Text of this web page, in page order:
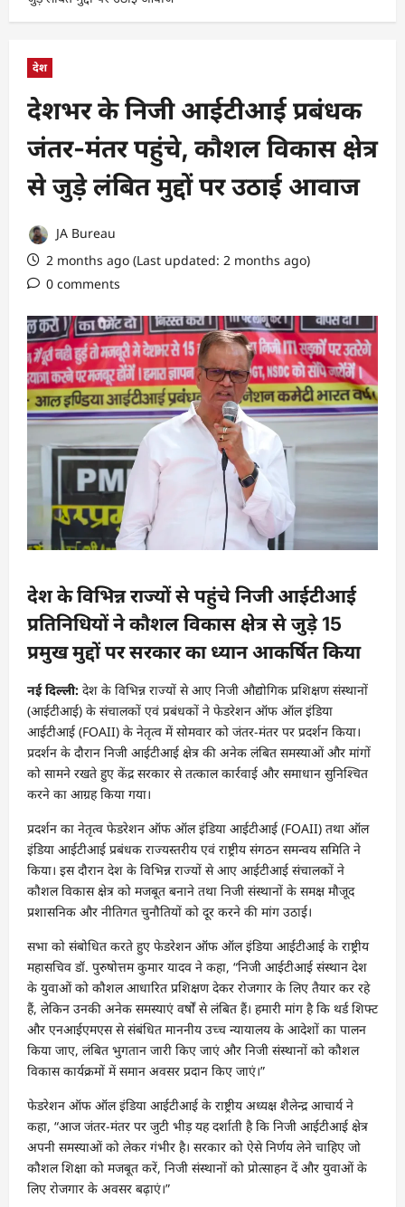
देश
देशभर के निजी आईटीआई प्रबंधक
जंतर-मंतर पहुंचे, कौशल विकास क्षेत्र
से जुड़े लंबित मुद्दों पर उठाई आवाज
JA Bureau
2 months ago (Last updated: 2 months ago)
0 comments
देश के विभिन्न राज्यों से पहुंचे निजी आईटीआई
प्रतिनिधियों ने कौशल विकास क्षेत्र से जुड़े 15
प्रमुख मुद्दों पर सरकार का ध्यान आकर्षित किया
नई दिल्ली: देश के विभिन्न राज्यों से आए निजी औद्योगिक प्रशिक्षण संस्थानों
(आईटीआई) के संचालकों एवं प्रबंधकों ने फेडरेशन ऑफ ऑल इंडिया
आईटीआई (FOAII) के नेतृत्व में सोमवार को जंतर-मंतर पर प्रदर्शन किया।
प्रदर्शन के दौरान निजी आईटीआई क्षेत्र की अनेक लंबित समस्याओं और मांगों
को सामने रखते हुए केंद्र सरकार से तत्काल कार्रवाई और समाधान सुनिश्चित
करने का आग्रह किया गया।
प्रदर्शन का नेतृत्व फेडरेशन ऑफ ऑल इंडिया आईटीआई (FOAII) तथा ऑल
इंडिया आईटीआई प्रबंधक राज्यस्तरीय एवं राष्ट्रीय संगठन समन्वय समिति ने
किया। इस दौरान देश के विभिन्न राज्यों से आए आईटीआई संचालकों ने
कौशल विकास क्षेत्र को मजबूत बनाने तथा निजी संस्थानों के समक्ष मौजूद
प्रशासनिक और नीतिगत चुनौतियों को दूर करने की मांग उठाई।
सभा को संबोधित करते हुए फेडरेशन ऑफ ऑल इंडिया आईटीआई के राष्ट्रीय
महासचिव डॉ. पुरुषोत्तम कुमार यादव ने कहा, “निजी आईटीआई संस्थान देश
के युवाओं को कौशल आधारित प्रशिक्षण देकर रोजगार के लिए तैयार कर रहे
हैं, लेकिन उनकी अनेक समस्याएं वर्षों से लंबित हैं। हमारी मांग है कि थर्ड शिफ्ट
और एनआईएमएस से संबंधित माननीय उच्च न्यायालय के आदेशों का पालन
किया जाए, लंबित भुगतान जारी किए जाएं और निजी संस्थानों को कौशल
विकास कार्यक्रमों में समान अवसर प्रदान किए जाएं।”
फेडरेशन ऑफ ऑल इंडिया आईटीआई के राष्ट्रीय अध्यक्ष शैलेन्द्र आचार्य ने
कहा, “आज जंतर-मंतर पर जुटी भीड़ यह दर्शाती है कि निजी आईटीआई क्षेत्र
अपनी समस्याओं को लेकर गंभीर है। सरकार को ऐसे निर्णय लेने चाहिए जो
कौशल शिक्षा को मजबूत करें, निजी संस्थानों को प्रोत्साहन दें और युवाओं के
लिए रोजगार के अवसर बढ़ाएं।”